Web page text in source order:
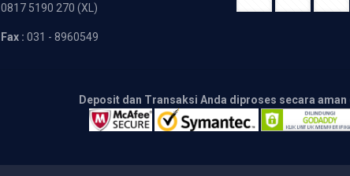
0817 5190 270 (XL)
Fax : 031 - 8960549
Deposit dan Transaksi Anda diproses secara aman